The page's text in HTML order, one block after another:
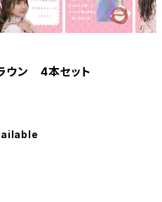
ウン 4本セット